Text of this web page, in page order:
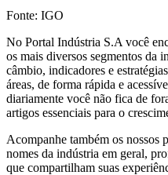
Fonte: IGO
No Portal Indústria S.A você
os mais diversos segmentos da
câmbio, indicadores e
áreas, de forma rápida e
diariamente você não fica de
artigos essenciais para o
Acompanhe também os nossos
nomes da indústria em geral,
que compartilham suas